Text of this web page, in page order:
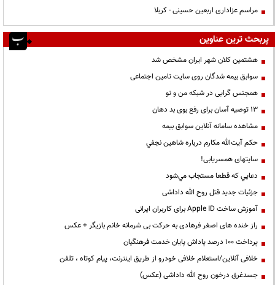
مراسم عزاداری اربعین حسینی - کربلا
پربحث ترین عناوین
هشتمین کلان شهر ایران مشخص شد
سوابق بیمه شدگان روی سایت تامین اجتماعی
همجنس گرایی در شبکه من و تو
13 توصیه آسان برای رفع بوی بد دهان
مشاهده سامانه آنلاين سوابق بیمه
حكم آيت‌الله مكارم درباره شاهين نجفي
سایتهای همسریابی!
دعايي كه قطعا مستجاب مي‌شود
جزئیات جدید قتل روح الله داداشی
آموزش ساخت Apple ID برای کاربران ایرانی
راز خنده های اصغر فرهادی به حرکت بی شرمانه خانم بازیگر + عکس
پرداخت ۱۰۰ درصد پاداش پایان خدمت فرهنگیان
خلافی آنلاین/استعلام خلافی خودرو از طریق اینترنت، پیام کوتاه ، تلفن
جسدغرق درخون روح الله داداشی (عکس)